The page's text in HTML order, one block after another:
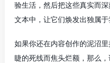
验生活，然后把这些真实而
文本中，让它们焕发出独属于
如果你还在内容创作的泥沼
睫的死线而焦头烂额，那么，